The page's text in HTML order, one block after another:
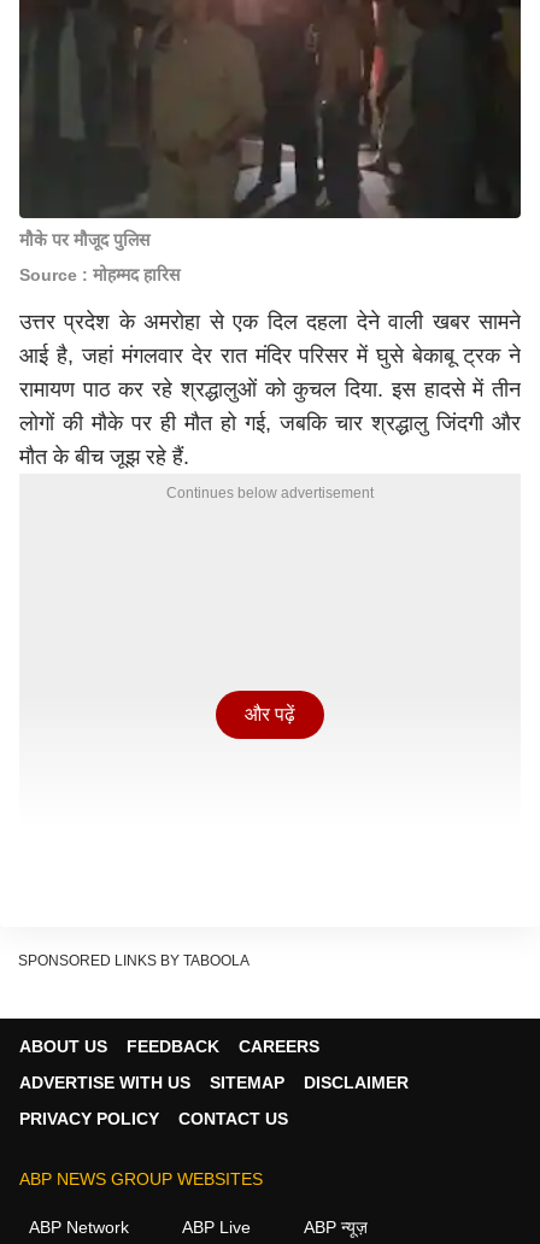
मौके पर मौजूद पुलिस
Source : मोहम्मद हारिस
उत्तर प्रदेश के अमरोहा से एक दिल दहला देने वाली खबर सामने
आई है, जहां मंगलवार देर रात मंदिर परिसर में घुसे बेकाबू ट्रक ने
रामायण पाठ कर रहे श्रद्धालुओं को कुचल दिया. इस हादसे में तीन
लोगों की मौके पर ही मौत हो गई, जबकि चार श्रद्धालु जिंदगी और
मौत के बीच जूझ रहे हैं.
Continues below advertisement
यह भी पढ़ें: अखिलेश यादव ने CM योगी को बताया 'सबसे
Continues below advertisement
और पढ़ें
SPONSORED LINKS BY TABOOLA
ABOUT US FEEDBACK
CAREERS
ADVERTISE WITH US
SITEMAP
DISCLAIMER
PRIVACY POLICY
CONTACT US
ABP NEWS GROUP WEBSITES
ABP Network ABP Live ABP न्यूज़